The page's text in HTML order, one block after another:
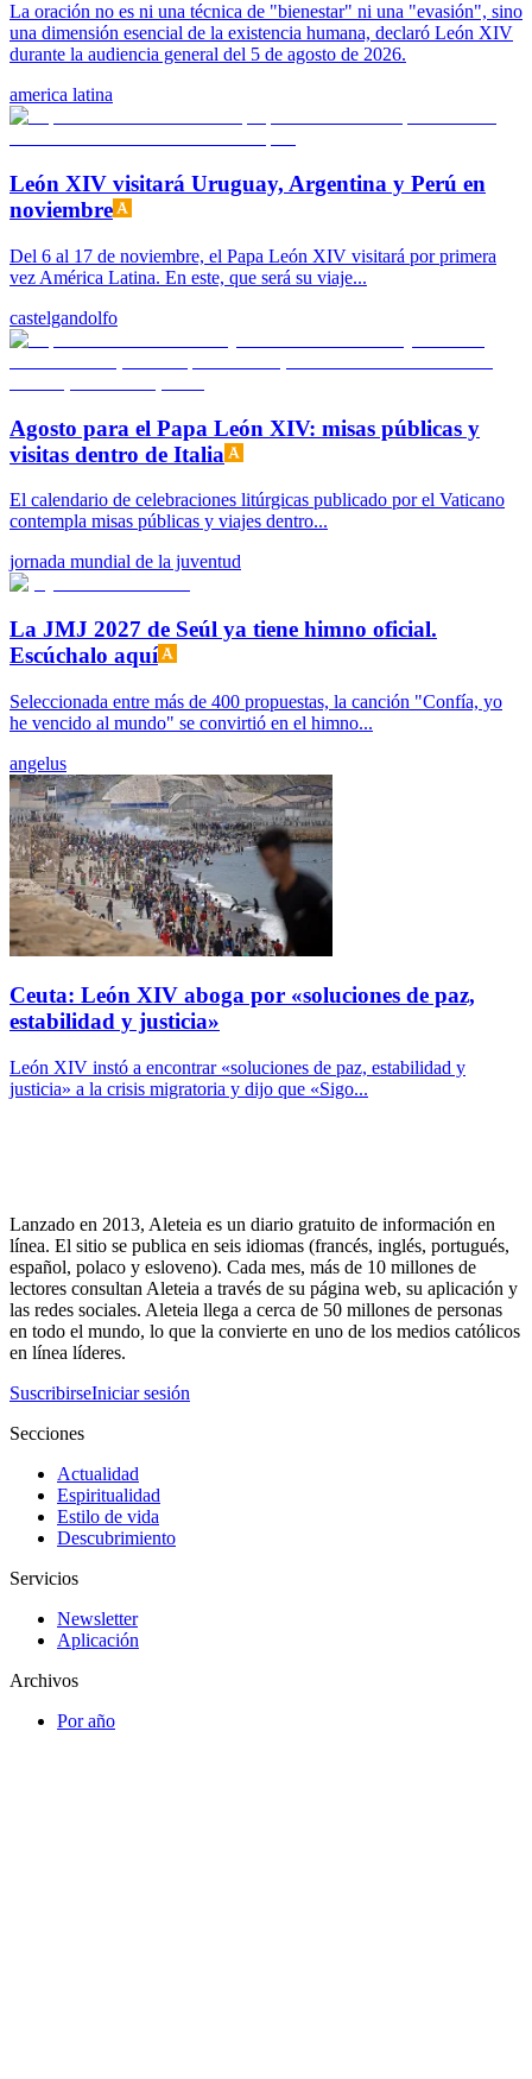
La oración no es ni una técnica de "bienestar" ni una "evasión", sino
una dimensión esencial de la existencia humana, declaró León XIV
durante la audiencia general del 5 de agosto de 2026.
america latina
León XIV visitará Uruguay, Argentina y Perú en
noviembre
Del 6 al 17 de noviembre, el Papa León XIV visitará por primera
vez América Latina. En este, que será su viaje...
castelgandolfo
Agosto para el Papa León XIV: misas públicas y
visitas dentro de Italia
El calendario de celebraciones litúrgicas publicado por el Vaticano
contempla misas públicas y viajes dentro...
jornada mundial de la juventud
La JMJ 2027 de Seúl ya tiene himno oficial.
Escúchalo aquí
Seleccionada entre más de 400 propuestas, la canción "Confía, yo
he vencido al mundo" se convirtió en el himno...
angelus
Ceuta: León XIV aboga por «soluciones de paz,
estabilidad y justicia»
León XIV instó a encontrar «soluciones de paz, estabilidad y
justicia» a la crisis migratoria y dijo que «Sigo...
Lanzado en 2013, Aleteia es un diario gratuito de información en
línea. El sitio se publica en seis idiomas (francés, inglés, portugués,
español, polaco y esloveno). Cada mes, más de 10 millones de
lectores consultan Aleteia a través de su página web, su aplicación y
las redes sociales. Aleteia llega a cerca de 50 millones de personas
en todo el mundo, lo que la convierte en uno de los medios católicos
en línea líderes.
SuscribirseIniciar sesión
Secciones
Actualidad
Espiritualidad
Estilo de vida
Descubrimiento
Servicios
Newsletter
Aplicación
Archivos
Por año